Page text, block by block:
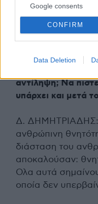
Google consents
CONFIRM
Data Deletion
Δ.
θνητότητα είναι
παντός.
αντίληψη; Να
υπάρχει και μετά
Δ. ΔΗΜΗΤΡΙΑΔΗΣ:
ανθρώπινη
διάσταση του
αποκαλούσαν:
Ολα αυτά
οποία δεν